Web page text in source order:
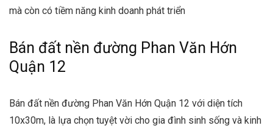
mà còn có tiềm năng kinh doanh phát triển
Bán đất nền đường Phan Văn Hớn
Quận 12
Bán đất nền đường Phan Văn Hớn Quận 12 với diện tích
10x30m, là lựa chọn tuyệt vời cho gia đình sinh sống và kinh